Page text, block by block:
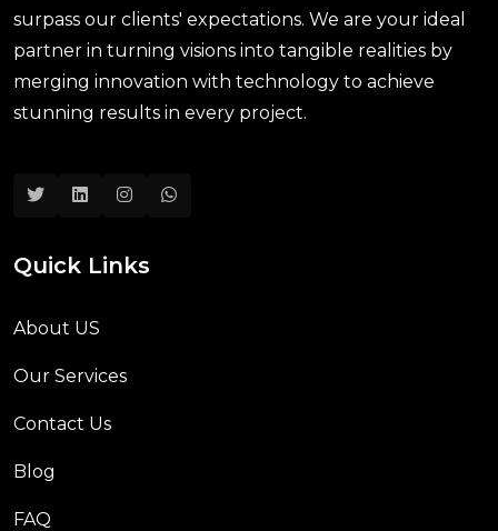
surpass our clients' expectations. We are your ideal
partner in turning visions into tangible realities by
merging innovation with technology to achieve
stunning results in every project.
Quick Links
About US
Our Services
Contact Us
Blog
FAQ